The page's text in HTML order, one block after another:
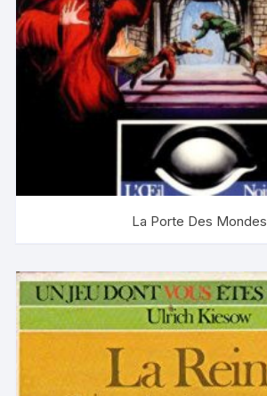
La Porte Des Mondes